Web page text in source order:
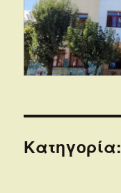
Κατηγορία: